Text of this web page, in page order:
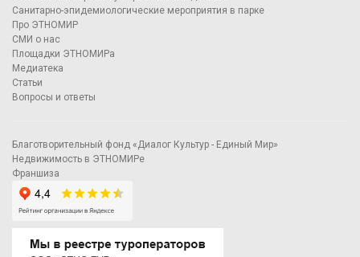
Санитарно-эпидемиологические мероприятия в парке
Про ЭТНОМИР
СМИ о нас
Площадки ЭТНОМИРа
Медиатека
Статьи
Вопросы и ответы
Благотворительный фонд «Диалог Культур - Единый Мир»
Недвижимость в ЭТНОМИРе
Франшиза